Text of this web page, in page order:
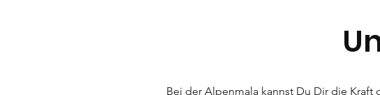
Bei der Alpenmala kannst Du Dir die